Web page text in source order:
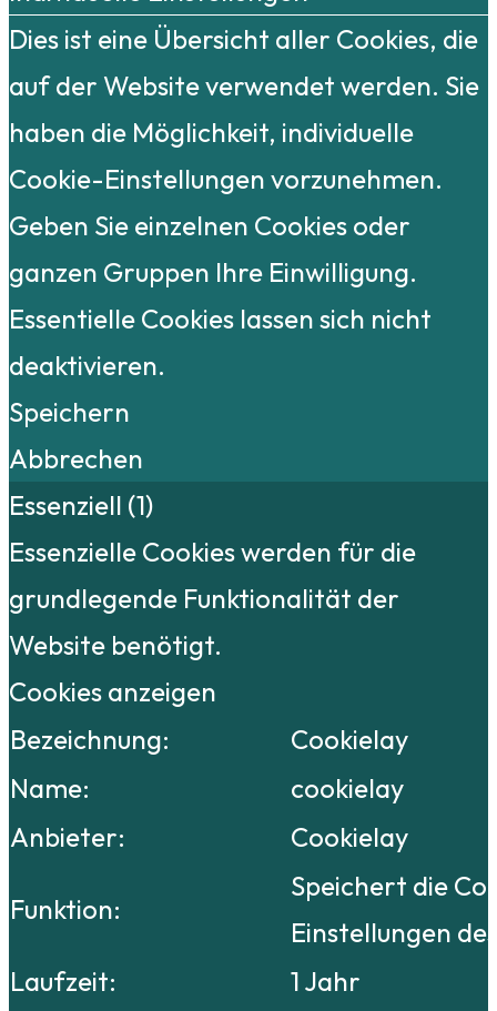
Dies ist eine Übersicht aller Cookies, die
auf der Website verwendet werden. Sie
haben die Möglichkeit, individuelle
Cookie-Einstellungen vorzunehmen.
Geben Sie einzelnen Cookies oder
ganzen Gruppen Ihre Einwilligung.
Essentielle Cookies lassen sich nicht
deaktivieren.
Speichern
Abbrechen
Essenziell (1)
Essenzielle Cookies werden für die
grundlegende Funktionalität der
Website benötigt.
Cookies anzeigen
Bezeichnung:
Cookielay
Name:
cookielay
Anbieter:
Cookielay
Funktion:
Speichert die
Einstellungen
Laufzeit:
1 Jahr